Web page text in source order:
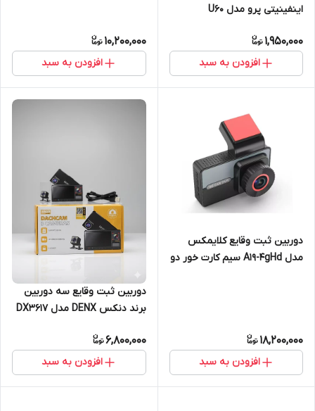
اینفینیتی پرو مدل U60
1,950,000
افزودن به سبد
10,200,000
افزودن به سبد
دوربین ثبت وقایع کلایمکس
مدل A19-4gHd سیم کارت خور دو
18,200,000
افزودن به سبد
دوربین ثبت وقایع سه دوربین
برند دنکس DENX مدل DX3617
6,800,000
افزودن به سبد